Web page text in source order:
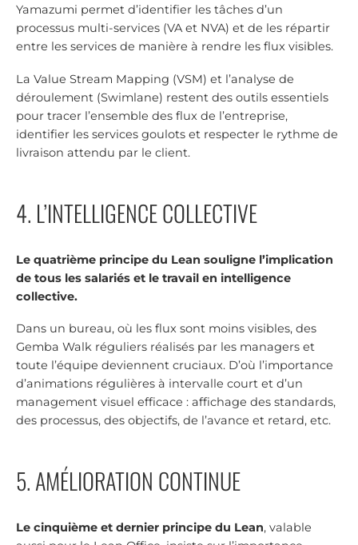
Yamazumi permet d’identifier les tâches d’un
processus multi-services (VA et NVA) et de les répartir
entre les services de manière à rendre les flux visibles.
La Value Stream Mapping (VSM) et l’analyse de
déroulement (Swimlane) restent des outils essentiels
pour tracer l’ensemble des flux de l’entreprise,
identifier les services goulots et respecter le rythme de
livraison attendu par le client.
4. L’INTELLIGENCE COLLECTIVE
Le quatrième principe du Lean souligne l’implication
de tous les salariés et le travail en intelligence
collective.
Dans un bureau, où les flux sont moins visibles, des
Gemba Walk réguliers réalisés par les managers et
toute l’équipe deviennent cruciaux. D’où l’importance
d’animations régulières à intervalle court et d’un
management visuel efficace : affichage des standards,
des processus, des objectifs, de l’avance et retard, etc.
5. AMÉLIORATION CONTINUE
Le cinquième et dernier principe du Lean, valable